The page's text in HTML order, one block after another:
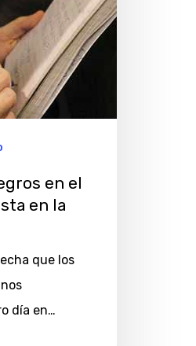
en el
en la
que los
día en…